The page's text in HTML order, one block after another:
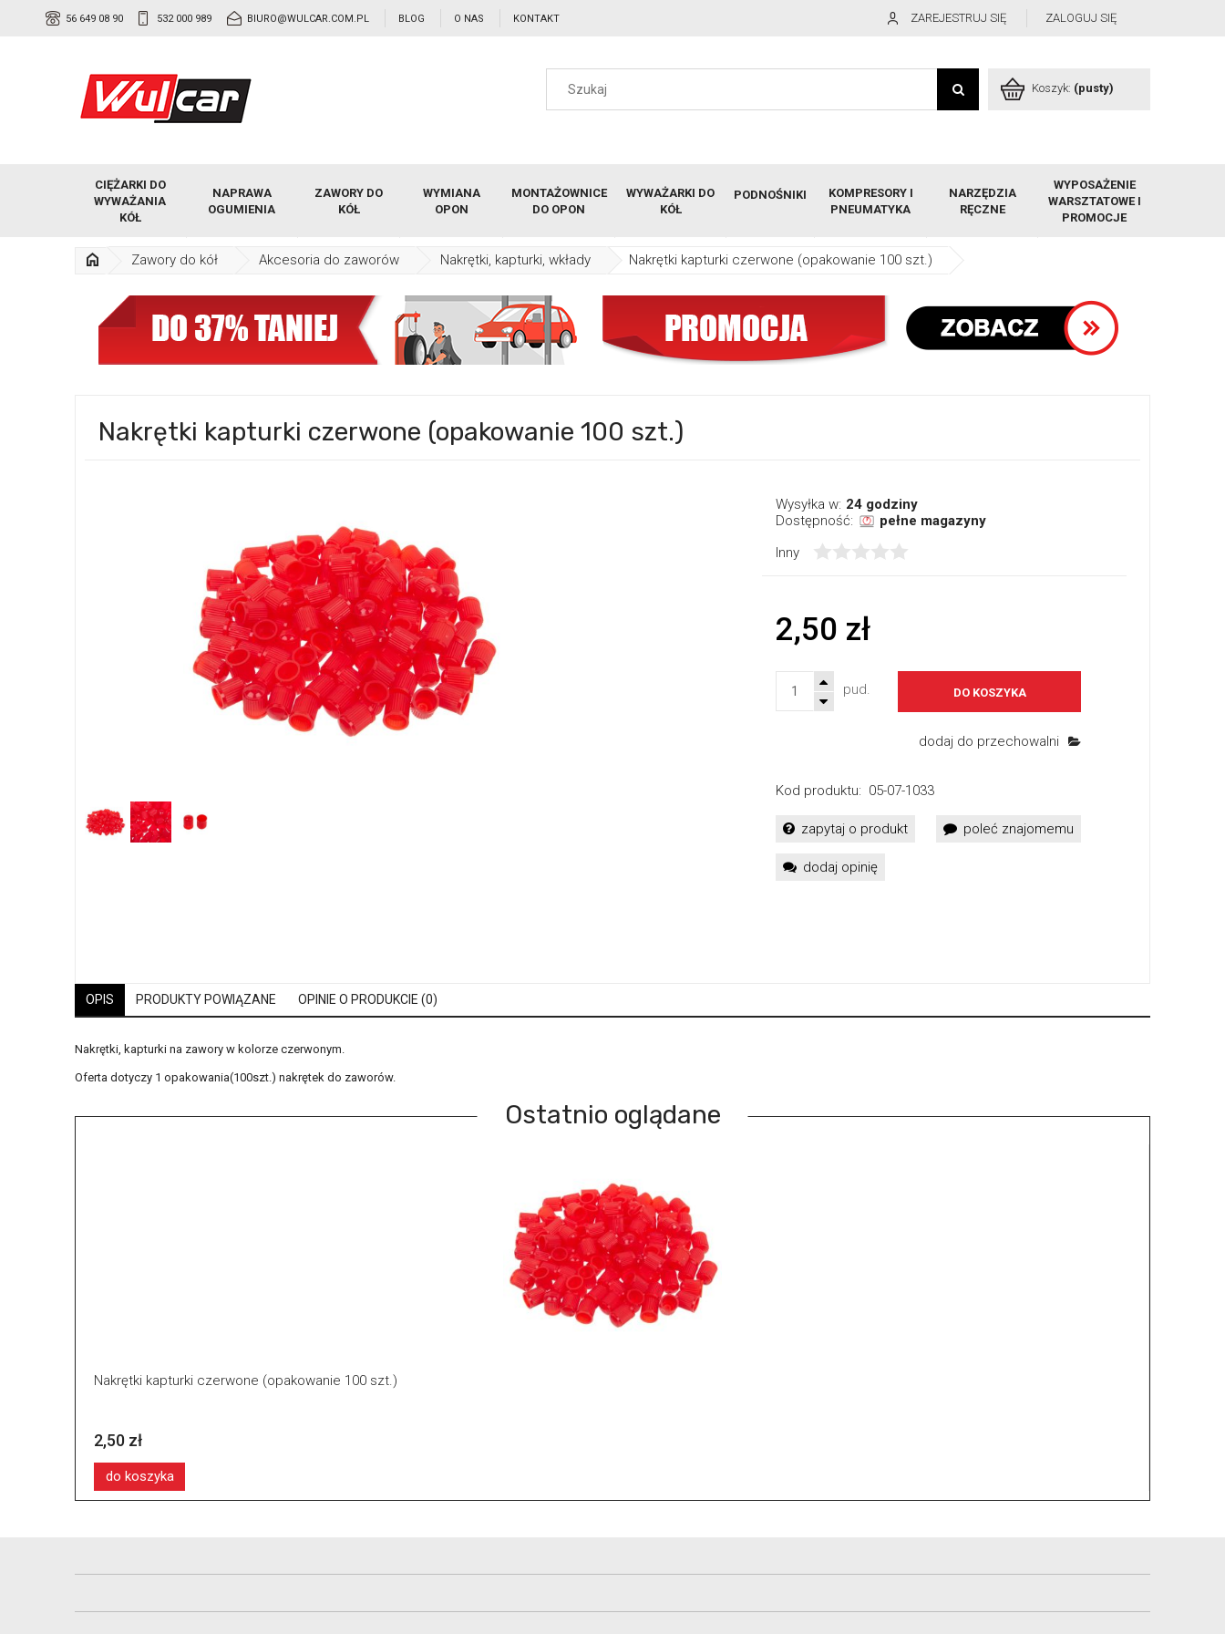
56 649 08 90 532 000 989 BIURO@WULCAR.COM.PL BLOG O NAS KONTAKT ZAREJESTRUJ SIĘ ZALOGUJ SIĘ
Koszyk: (pusty)
CIĘŻARKI DO
WYWAŻANIA
KÓŁ
NAPRAWA
OGUMIENIA
ZAWORY DO
KÓŁ
WYMIANA
OPON
MONTAŻOWNICE
DO OPON
WYWAŻARKI DO
KÓŁ
PODNOŚNIKI
KOMPRESORY I
PNEUMATYKA
NARZĘDZIA
RĘCZNE
WYPOSAŻENIE
WARSZTATOWE I
PROMOCJE
Zawory do kół Akcesoria do zaworów Nakrętki, kapturki, wkłady Nakrętki kapturki czerwone (opakowanie 100 szt.)
Nakrętki kapturki czerwone (opakowanie 100 szt.)
Wysyłka w: 24 godziny
Dostępność:
pełne magazyny
Inny
2,50 zł
pud. DO KOSZYKA
dodaj do przechowalni
Kod produktu: 05-07-1033
zapytaj o produkt poleć znajomemu
dodaj opinię
OPIS PRODUKTY POWIĄZANE OPINIE O PRODUKCIE (0)
Nakrętki, kapturki na zawory w kolorze czerwonym.
Oferta dotyczy 1 opakowania(100szt.) nakrętek do zaworów.
Ostatnio oglądane
Nakrętki kapturki czerwone (opakowanie 100 szt.)
2,50 zł
do koszyka